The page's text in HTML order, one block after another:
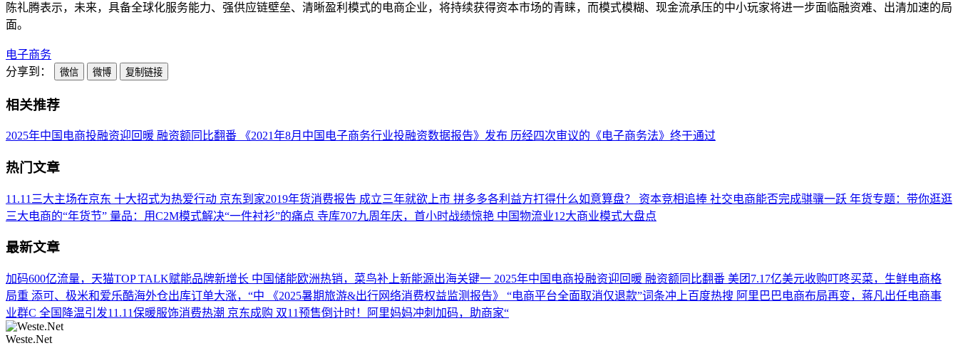
陈礼腾表示，未来，具备全球化服务能力、强供应链壁垒、清晰盈利模式的电商企业，将持续获得资本市场的青睐，而模式模糊、现金流承压的中小玩家将进一步面临融资难、出清加速的局
面。
电子商务
分享到：
微信 微博 复制链接
相关推荐
2025年中国电商投融资迎回暖 融资额同比翻番 《2021年8月中国电子商务行业投融资数据报告》发布 历经四次审议的《电子商务法》终于通过
热门文章
11.11三大主场在京东 十大招式为热爱行动 京东到家2019年货消费报告 成立三年就欲上市 拼多多各利益方打得什么如意算盘？ 资本竞相追捧 社交电商能否完成骐骥一跃 年货专题：带你逛逛
三大电商的“年货节” 量品：用C2M模式解决“一件衬衫”的痛点 寺库707九周年庆，首小时战绩惊艳 中国物流业12大商业模式大盘点
最新文章
加码600亿流量，天猫TOP TALK赋能品牌新增长 中国储能欧洲热销，菜鸟补上新能源出海关键一 2025年中国电商投融资迎回暖 融资额同比翻番 美团7.17亿美元收购叮咚买菜，生鲜电商格
局重 添可、极米和爱乐酷海外仓出库订单大涨，“中 《2025暑期旅游&出行网络消费权益监测报告》 “电商平台全面取消仅退款”词条冲上百度热搜 阿里巴巴电商布局再变，蒋凡出任电商事
业群C 全国降温引发11.11保暖服饰消费热潮 京东成购 双11预售倒计时！阿里妈妈冲刺加码，助商家“
Weste.Net